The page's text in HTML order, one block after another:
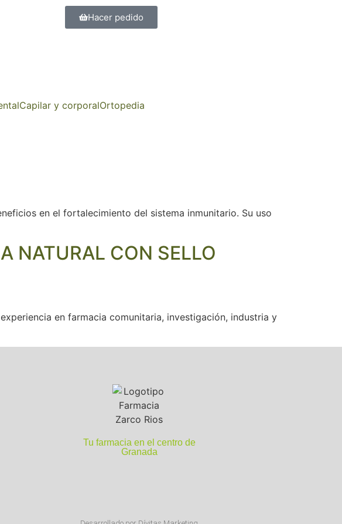
Hacer pedido
Capilar y corporalOrtopedia
en el fortalecimiento del sistema inmunitario. Su uso
NATURAL CON SELLO
en farmacia comunitaria, investigación, industria y
Tu farmacia en el centro de
Granada